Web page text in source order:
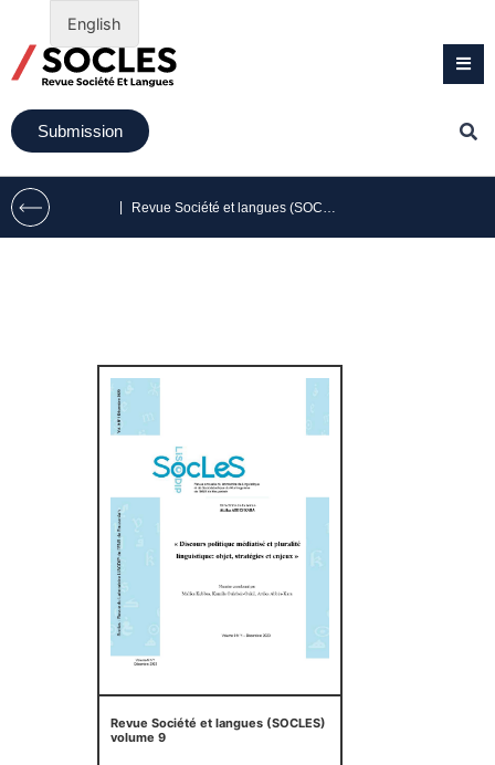
Submission
Revue Société et langues (SOCLES)
volume 9
English